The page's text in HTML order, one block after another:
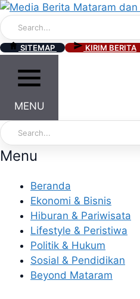
Skip
to
content
SITEMAP KIRIM BERITA
MENU
Menu
Beranda
Ekonomi & Bisnis
Hiburan & Pariwisata
Lifestyle & Peristiwa
Politik & Hukum
Sosial & Pendidikan
Beyond Mataram